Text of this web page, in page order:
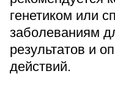
генетиком или
заболеваниям
результатов и
действий.